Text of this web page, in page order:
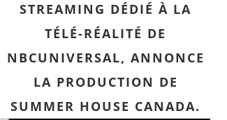
STREAMING DÉDIÉ À LA
TÉLÉ-RÉALITÉ DE
NBCUNIVERSAL, ANNONCE
LA PRODUCTION DE
SUMMER HOUSE CANADA.